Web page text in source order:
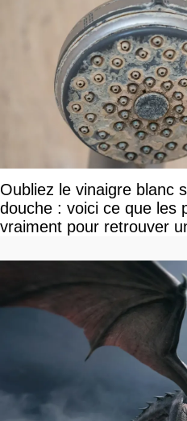
Oubliez le vinaigre blanc
douche : voici ce que les
vraiment pour retrouver